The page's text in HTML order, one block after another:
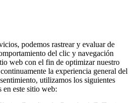
podemos rastrear y evaluar de
del clic y navegación
web con el fin de optimizar nuestro
la experiencia general del
utilizamos los siguientes
en este sitio web: